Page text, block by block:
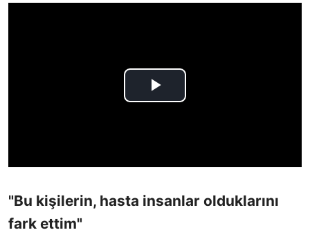
"Bu kişilerin, hasta insanlar olduklarını
fark ettim"